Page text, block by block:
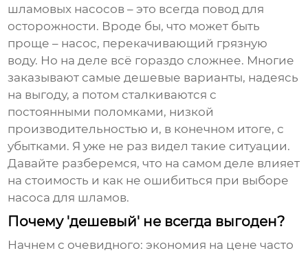
шламовых насосов – это всегда повод для
осторожности. Вроде бы, что может быть
проще – насос, перекачивающий грязную
воду. Но на деле всё гораздо сложнее. Многие
заказывают самые дешевые варианты, надеясь
на выгоду, а потом сталкиваются с
постоянными поломками, низкой
производительностью и, в конечном итоге, с
убытками. Я уже не раз видел такие ситуации.
Давайте разберемся, что на самом деле влияет
на стоимость и как не ошибиться при выборе
насоса для шламов.
Почему 'дешевый' не всегда выгоден?
Начнем с очевидного: экономия на цене часто